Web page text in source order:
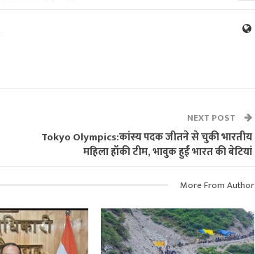
NEXT POST
Tokyo Olympics:कांस्य पदक जीतने से चुकी भारतीय
महिला हॉकी टीम, भावुक हुईं भारत की बेटियां
More From Author